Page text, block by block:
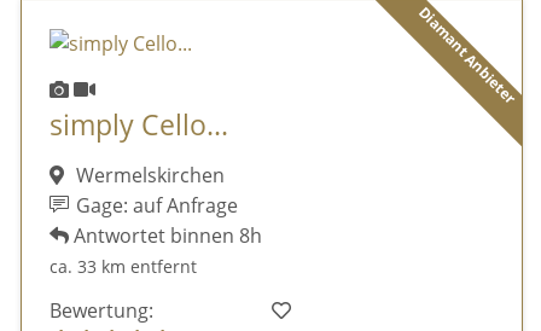
Diamant Anbieter
simply Cello...
Wermelskirchen
Gage: auf Anfrage
Antwortet binnen 8h
ca. 33 km entfernt
Bewertung: